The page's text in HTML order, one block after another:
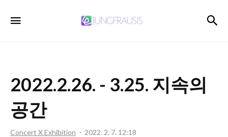
2022.2.26. - 3.25. 지속의
공간
Concert X Exhibition 2022. 2. 7. 12:18